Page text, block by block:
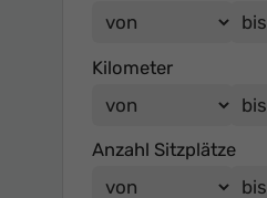
Kilometer
Anzahl Sitzplätze